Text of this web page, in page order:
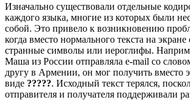
Изначально существовали отдельные
каждого языка, многие из которых были
собой. Это привело к возникновению
когда вместо нормального текста на
странные символы или иероглифы.
Маша из России отправляла e-mail со
другу в Армении, он мог получить вместо
виде ?????. Исходный текст терялся,
отправителя и получателя поддерживали